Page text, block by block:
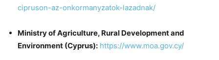
cipruson-az-onkormanyzatok-lazadnak/
Ministry of Agriculture, Rural Development and
Environment (Cyprus): https://www.moa.gov.cy/